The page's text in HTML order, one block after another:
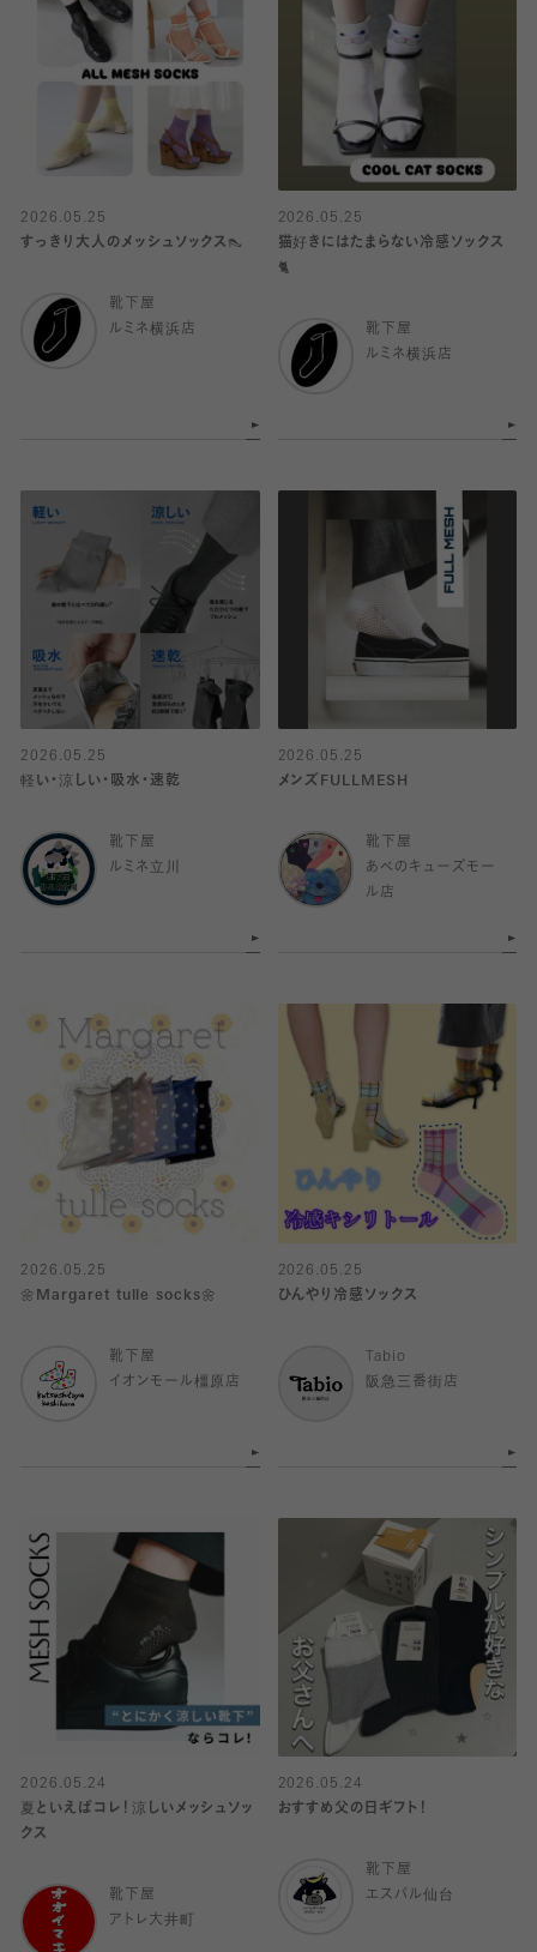
2026.05.25
すっきり大人のメッシュソックス👠
靴下屋
ルミネ横浜店
2026.05.25
猫好きにはたまらない冷感ソックス
🐈
靴下屋
ルミネ横浜店
2026.05.25
軽い・涼しい・吸水・速乾
靴下屋
ルミネ立川
2026.05.25
メンズFULLMESH
靴下屋
あべのキューズモー
ル店
2026.05.25
🌼Margaret tulle socks🌼
靴下屋
イオンモール橿原店
2026.05.25
ひんやり冷感ソックス
Tabio
阪急三番街店
2026.05.24
夏といえばコレ！涼しいメッシュソッ
クス
靴下屋
アトレ大井町
2026.05.24
おすすめ父の日ギフト！
靴下屋
エスパル仙台